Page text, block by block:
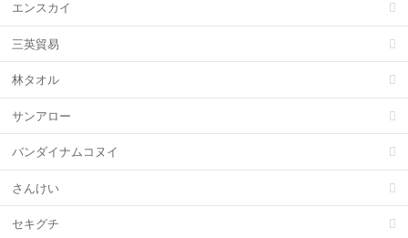
エンスカイ
三英貿易
林タオル
サンアロー
バンダイナムコヌイ
さんけい
セキグチ